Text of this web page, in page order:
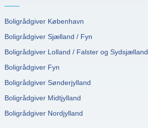
Boligrådgiver København
Boligrådgiver Sjælland / Fyn
Boligrådgiver Lolland / Falster og Sydsjælland
Boligrådgiver Fyn
Boligrådgiver Sønderjylland
Boligrådgiver Midtjylland
Boligrådgiver Nordjylland